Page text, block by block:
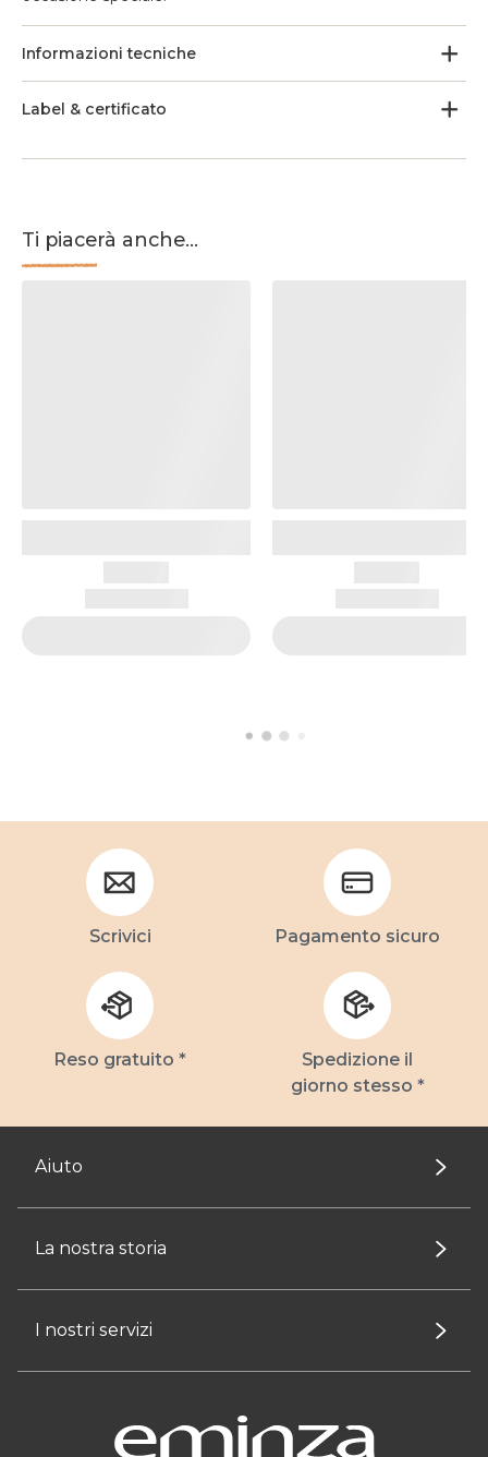
Informazioni tecniche
Label & certificato
Ti piacerà anche...
Scrivici Pagamento sicuro
Reso gratuito *
Spedizione il
giorno stesso *
Aiuto
La nostra storia
I nostri servizi